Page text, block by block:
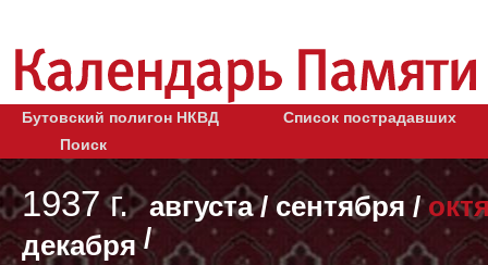
Бутовский полигон НКВД
Список пострадавших
Поиск
1937 г. августа/ сентября/
декабря/